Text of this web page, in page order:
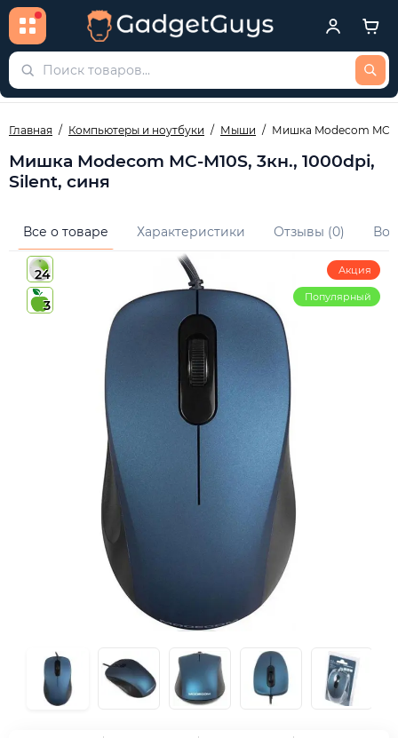
Главная Компьютеры и ноутбуки Мыши Мишка Modecom MC-
Мишка Modecom MC-M10S, 3кн., 1000dpi,
Silent, синя
Все о товаре Характеристики Отзывы (0)
24
3
Акция
Популярный